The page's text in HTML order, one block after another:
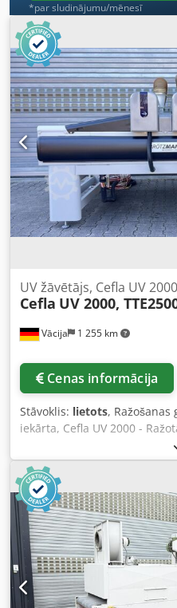
*par sludinājumu/mēnesī
Vācija 1 255 km
UV žāvētājs, Cefla UV 2000
Cefla UV 2000,
Cenas informācija
Stāvoklis: lietots, Ražošanas
iekārta, Cefla UV 2000 -
Acjxn Nlvjdock - Modelis: UV
Ražošanas gads: 2007 -
mm) - Darba augstums: 900
Maksimālais detaļu
augšas: 2 gab. - Lampas
dzīvsudraba lampām -
jauda: maks. 120 W/cm -
500 mm - Platums: 2 300
Spriegums, Hz: 400 V / 50
pieslēguma jauda: 86 A /